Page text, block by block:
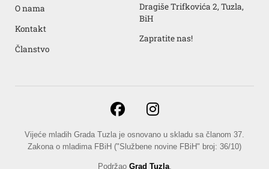
O nama
Kontakt
Članstvo
Dragiše Trifkovića 2, Tuzla,
BiH
Zapratite nas!
Vijeće mladih Grada Tuzla je osnovano u skladu sa članom 37.
Zakona o mladima FBiH ("Službene novine FBiH" broj: 36/10)
Podržao Grad Tuzla.